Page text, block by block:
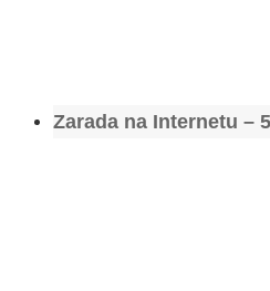
Zarada na Internetu –